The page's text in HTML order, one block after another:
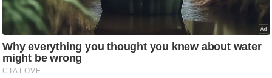
मं
त्रा
रि
ले
श